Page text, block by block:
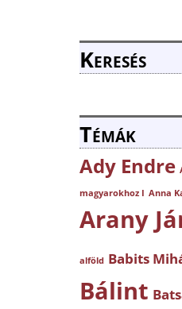
Keresés
Témák
Ady Endre
magyarokhoz I Anna
Arany
alföld Babits
Bálint